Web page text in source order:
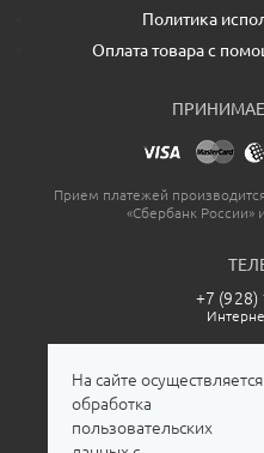
Политика
Оплата товара с
Прием платежей
«Сбербанк России»
+7 (928)
МЫ В
На сайте осуществляется
обработка
пользовательских